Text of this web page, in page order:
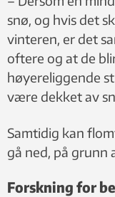
snø, og hvis det
vinteren, er det
oftere og at de
høyereliggende
være dekket av
Samtidig kan
gå ned, på grunn
Forskning for